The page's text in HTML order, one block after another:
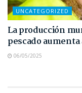
UNCATEGORIZED
La producción
pescado
06/05/2025